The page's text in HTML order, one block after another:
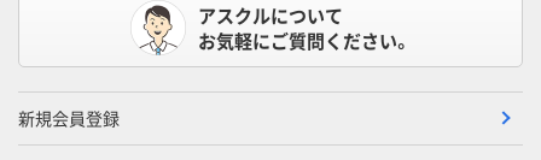
アスクルについて
お気軽にご質問ください。
新規会員登録